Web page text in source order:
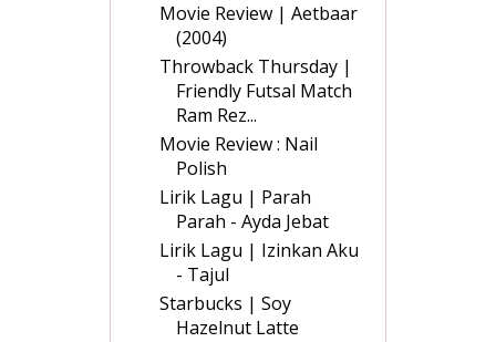
Movie Review | Aetbaar
(2004)
Throwback Thursday |
Friendly Futsal Match
Ram Rez...
Movie Review : Nail
Polish
Lirik Lagu | Parah
Parah - Ayda Jebat
Lirik Lagu | Izinkan Aku
- Tajul
Starbucks | Soy
Hazelnut Latte